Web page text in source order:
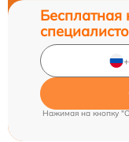
Бесплатная
Нажимая на кнопку